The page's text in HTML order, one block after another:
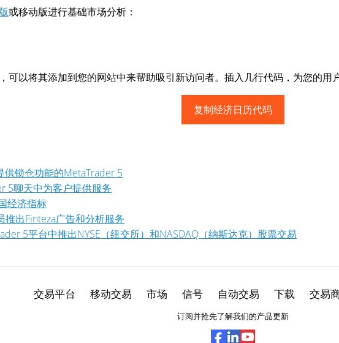
或移动版进行基础市场分析：
，可以将其添加到您的网站中来帮助吸引新访问者。插入几行代码，为您的用
复制经济日历代码
供锁仓功能的MetaTrader 5
5聊天中为客户提供服务
经济指标
出Finteza广告和分析服务
5平台中推出NYSE（纽交所）和NASDAQ（纳斯达克）股票交易
交易平台 移动交易 市场 信号 自动交易 下载 交易
订阅并抢先了解我们的产品更新